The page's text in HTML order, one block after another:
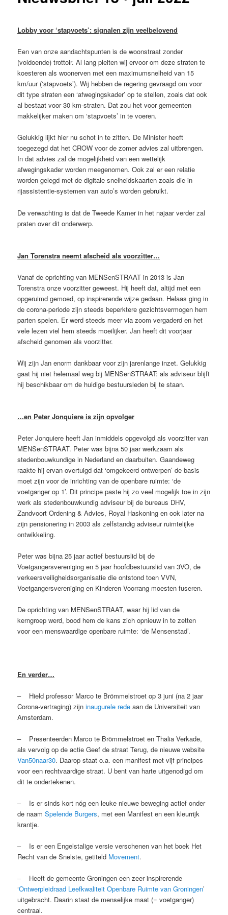
Lobby voor ‘stapvoets’: signalen zijn veelbelovend
Een van onze aandachtspunten is de woonstraat zonder
(voldoende) trottoir. Al lang pleiten wij ervoor om deze straten te
koesteren als woonerven met een maximumsnelheid van 15
km/uur (‘stapvoets’). Wij hebben de regering gevraagd om voor
dit type straten een ‘afwegingskader’ op te stellen, zoals dat ook
al bestaat voor 30 km-straten. Dat zou het voor gemeenten
makkelijker maken om ‘stapvoets’ in te voeren.
Gelukkig lijkt hier nu schot in te zitten. De Minister heeft
toegezegd dat het CROW voor de zomer advies zal uitbrengen.
In dat advies zal de mogelijkheid van een wettelijk
afwegingskader worden meegenomen. Ook zal er een relatie
worden gelegd met de digitale snelheidskaarten zoals die in
rijassistentie-systemen van auto’s worden gebruikt.
De verwachting is dat de Tweede Kamer in het najaar verder zal
praten over dit onderwerp.
Jan Torenstra neemt afscheid als voorzitter…
Vanaf de oprichting van MENSenSTRAAT in 2013 is Jan
Torenstra onze voorzitter geweest. Hij heeft dat, altijd met een
opgeruimd gemoed, op inspirerende wijze gedaan. Helaas ging in
de corona-periode zijn steeds beperktere gezichtsvermogen hem
parten spelen. Er werd steeds meer via zoom vergaderd en het
vele lezen viel hem steeds moeilijker. Jan heeft dit voorjaar
afscheid genomen als voorzitter.
Wij zijn Jan enorm dankbaar voor zijn jarenlange inzet. Gelukkig
gaat hij niet helemaal weg bij MENSenSTRAAT: als adviseur blijft
hij beschikbaar om de huidige bestuursleden bij te staan.
…en Peter Jonquiere is zijn opvolger
Peter Jonquiere heeft Jan inmiddels opgevolgd als voorzitter van
MENSenSTRAAT. Peter was bijna 50 jaar werkzaam als
stedenbouwkundige in Nederland en daarbuiten. Gaandeweg
raakte hij ervan overtuigd dat ‘omgekeerd ontwerpen’ de basis
moet zijn voor de inrichting van de openbare ruimte: ‘de
voetganger op 1’. Dit principe paste hij zo veel mogelijk toe in zijn
werk als stedenbouwkundig adviseur bij de bureaus DHV,
Zandvoort Ordening & Advies, Royal Haskoning en ook later na
zijn pensionering in 2003 als zelfstandig adviseur ruimtelijke
ontwikkeling.
Peter was bijna 25 jaar actief bestuurslid bij de
Voetgangersvereniging en 5 jaar hoofdbestuurslid van 3VO, de
verkeersveiligheidsorganisatie die ontstond toen VVN,
Voetgangersvereniging en Kinderen Voorrang moesten fuseren.
De oprichting van MENSenSTRAAT, waar hij lid van de
kerngroep werd, bood hem de kans zich opnieuw in te zetten
voor een menswaardige openbare ruimte: ‘de Mensenstad’.
En verder…
– Hield professor Marco te Brömmelstroet op 3 juni (na 2 jaar
Corona-vertraging) zijninaugurele rede aan de Universiteit van
Amsterdam.
– Presenteerden Marco te Brömmelstroet en Thalia Verkade,
als vervolg op de actie Geef de straat Terug, de nieuwe website
Van50naar30. Daarop staat o.a. een manifest met vijf principes
voor een rechtvaardige straat. U bent van harte uitgenodigd om
dit te ondertekenen.
– Is er sinds kort nóg een leuke nieuwe beweging actief onder
de naamSpelende Burgers, met een Manifest en een kleurrijk
krantje.
– Is er een Engelstalige versie verschenen van het boek Het
Recht van de Snelste, getiteld Movement.
– Heeft de gemeente Groningen een zeer inspirerende
‘Ontwerpleidraad Leefkwaliteit Openbare Ruimte van Groningen’
uitgebracht. Daarin staat de menselijke maat (= voetganger)
centraal.